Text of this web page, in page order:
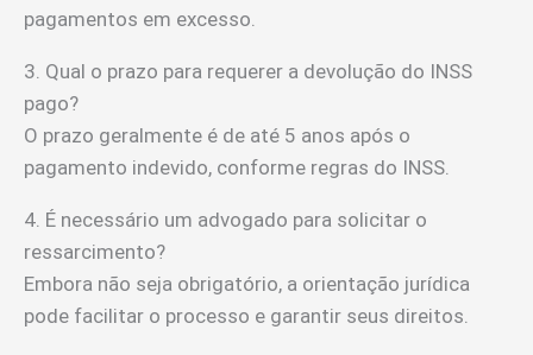
pagamentos em excesso.
3. Qual o prazo para requerer a devolução do INSS
pago?
O prazo geralmente é de até 5 anos após o
pagamento indevido, conforme regras do INSS.
4. É necessário um advogado para solicitar o
ressarcimento?
Embora não seja obrigatório, a orientação jurídica
pode facilitar o processo e garantir seus direitos.